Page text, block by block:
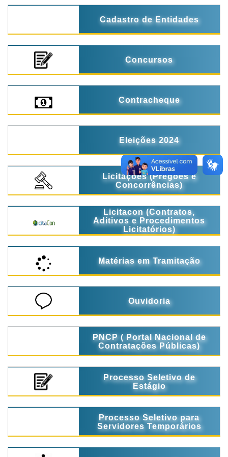
Cadastro de Entidades
Concursos
Contracheque
Eleições 2024
Licitações (Pregões e
Concorrências)
Licitacon (Contratos,
Aditivos e Procedimentos
Licitatórios)
Matérias em Tramitação
Ouvidoria
PNCP ( Portal Nacional de
Contratações Públicas)
Processo Seletivo de
Estágio
Processo Seletivo para
Servidores Temporários